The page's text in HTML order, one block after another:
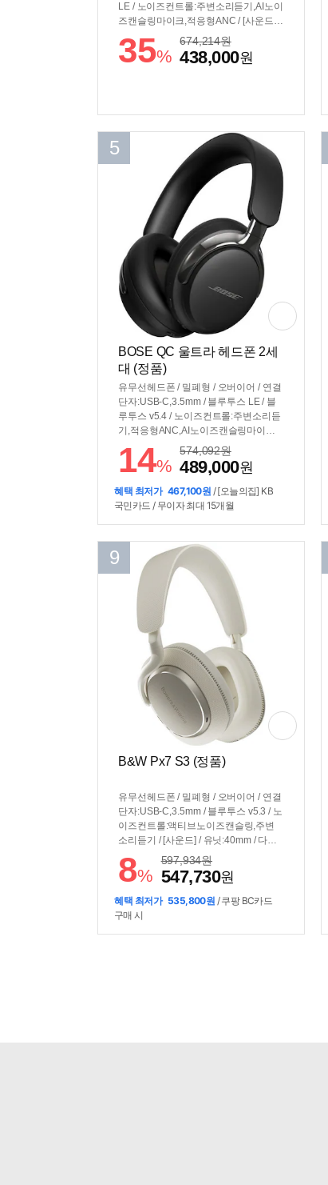
LE / 노이즈컨트롤:주변소리듣기,AI노이
즈캔슬링마이크,적응형ANC / [사운드] /
HRA / 유닛:30mm / 네오디뮴마그네틱 /
다이나믹드라이버 / 48Ω / 103dB / 4Hz
~40kHz / 코덱:AAC,LC3,LDAC,SBC /
티포인트 / 오라캐스트 / 구글패스트페어
/ 마이크특징:MEMS,빔포밍 / [부가] / 케
이블특징:탈착식케이블 / 무게:254g / 접
이식 / 회전형이어컵 / 추가구성품:휴대
35%
674,214원
438,000원
5
BOSE QC 울트라 헤드폰 2세
대 (정품)
유무선헤드폰 / 밀폐형 / 오버이어 / 연결
단자:USB-C,3.5mm / 블루투스 LE / 블
루투스 v5.4 / 노이즈컨트롤:주변소리듣
기,적응형ANC,AI노이즈캔슬링마이크 /
[사운드] / 코덱:aptX Adaptive,LC3 / 적
응형EQ / 360도공간음향 / [배터리] / 재
생시간:30시간 / 충전:USB-C / [기능] / E
Q수동조절 / 음성명령 / 구글패스트페어
/ 멀티포인트 / [부가] / 무게:260g / 회전
14%
574,092원
489,000원
혜택 최저가 467,100원 / [오늘의집] KB
국민카드 / 무이자 최대 15개월
9
B&W Px7 S3 (정품)
유무선헤드폰 / 밀폐형 / 오버이어 / 연결
단자:USB-C,3.5mm / 블루투스 v5.3 / 노
이즈컨트롤:액티브노이즈캔슬링,주변
소리듣기 / [사운드] / 유닛:40mm / 다이
나믹드라이버 / 코덱:aptX Lossless,apt
X,aptX Adaptive,aptX HD,AAC,SBC /
[배터리] / 재생시간:30시간 / 충전:USB-
C / [기능] / 음성명령 / EQ수동조절 / 멀
티포인트 / 구글패스트페어 / [부가] / 케
8%
597,934원
547,730원
혜택 최저가 535,800원 / 쿠팡 BC카드
구매 시